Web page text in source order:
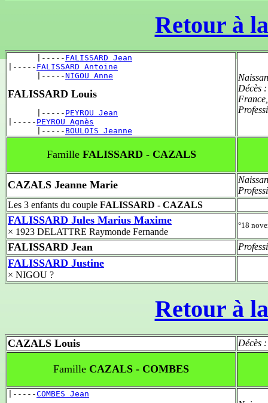
Retour à
      |-----
FALISSARD Jean
|----- FALISSARD Antoine
      |-----
NIGOU Anne
FALISSARD Louis
      |-----
PEYROU Jean
|----- PEYROU Agnès
      |-----
BOULOIS Jeanne
Décès
FamilleFALISSARD - CAZALS
CAZALS Jeanne Marie
Les 3 enfants du couple FALISSARD - CAZALS
FALISSARD Jules Marius Maxime
× 1923 DELATTRE Raymonde Fernande
°18
FALISSARD Jean
FALISSARD Justine
× NIGOU ?
Retour à
CAZALS Louis Décès
Famille CAZALS - COMBES
|-----COMBES Jean